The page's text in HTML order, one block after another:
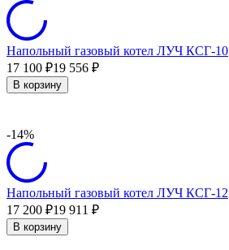
Напольный газовый котел ЛУЧ КСГ-10
17 100 ₽19 556 ₽
В корзину
-14%
Напольный газовый котел ЛУЧ КСГ-12
17 200 ₽19 911 ₽
В корзину